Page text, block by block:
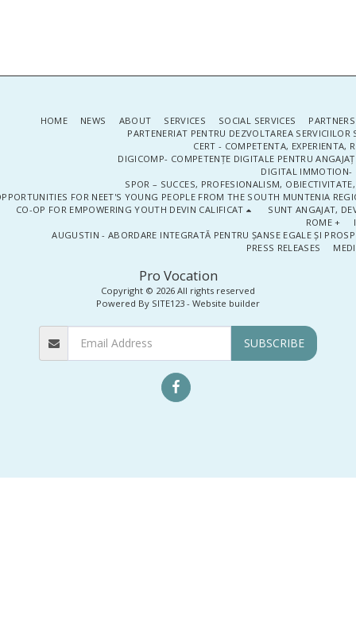
Pro Vocation
Copyright © 2026 All rights reserved
Powered By SITE123 - Website builder
HOME NEWS ABOUT SERVICES SOCIAL SERVICES
PARTENERIAT PENTRU DEZVOLTAREA SERVICIILOR
CERT - COMPETENTA, EXPERIENTA,
DIGICOMP- COMPETENȚE DIGITALE PENTRU
DIGITAL IMMOTION-
SPOR – SUCCES, PROFESIONALISM,
FOR NEET'S YOUNG PEOPLE FROM THE SOUTH MUNTENIA
CO-OP FOR EMPOWERING YOUTH DEVIN CALIFICAT
SUNT ANGAJAT,
ROME +
AUGUSTIN - ABORDARE INTEGRATĂ PENTRU ȘANSE EGALE ȘI
PRESS RELEASES
SUBSCRIBE